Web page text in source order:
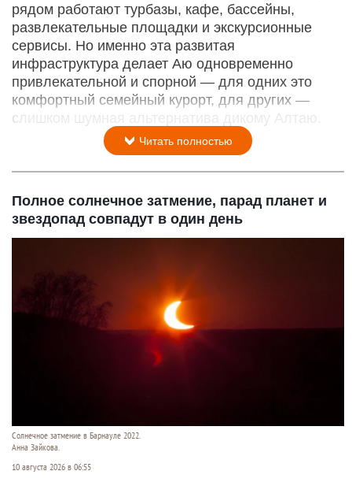
рядом работают турбазы, кафе, бассейны,
развлекательные площадки и экскурсионные
сервисы. Но именно эта развитая
инфраструктура делает Аю одновременно
привлекательной и спорной — для одних это
комфортный семейный курорт, для других —
слишком шумная альтернатива дикому Алтаю.
Читать полностью
Полное солнечное затмение, парад планет и
звездопад совпадут в один день
Солнечное затмение в Барнауле 2022.
Анна Зайкова.
10 августа 2026 в 06:55